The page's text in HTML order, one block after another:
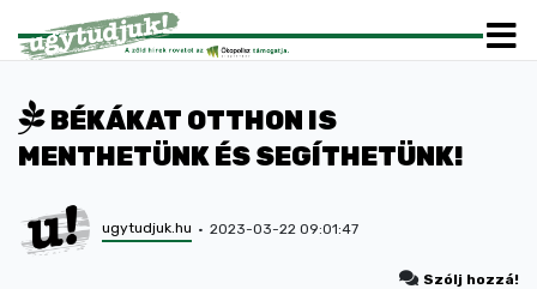
BÉKÁKAT OTTHON IS
MENTHETÜNK ÉS SEGÍTHETÜNK!
ugytudjuk.hu 2023-03-22 09:01:47
Szólj hozzá!